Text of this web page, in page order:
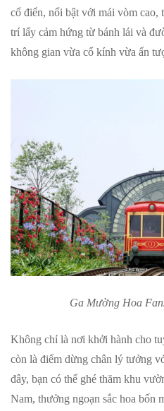
cổ điển, nổi bật với mái vòm cao,
trí lấy cảm hứng từ bánh lái và
không gian vừa cổ kính vừa ấn
Ga Mường Hoa
Không chỉ là nơi khởi hành cho
còn là điểm dừng chân lý tưởng
đây, bạn có thể ghé thăm khu
Nam, thưởng ngoạn sắc hoa bốn